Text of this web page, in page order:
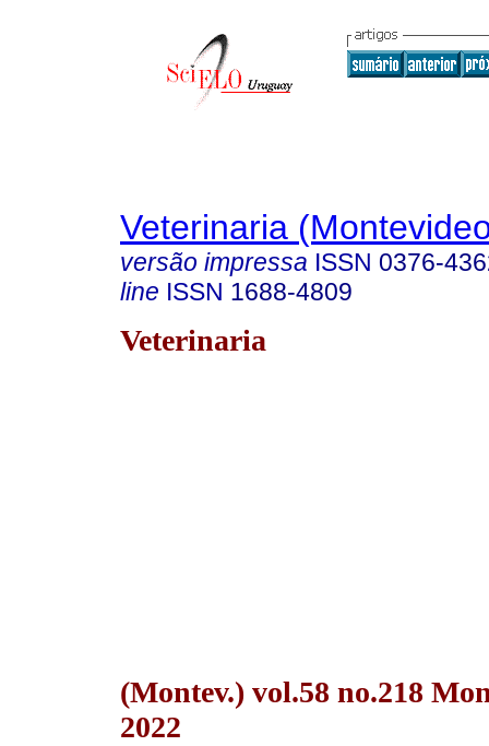
Veterinaria
versão impressa ISSN 0376-
line ISSN 1688-4809
Veterinaria
(Montev.) vol.58 no.218
2022